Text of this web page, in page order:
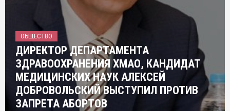
ОБЩЕСТВО
ДИРЕКТОР ДЕПАРТАМЕНТА
ЗДРАВООХРАНЕНИЯ ХМАО, КАНДИДАТ
МЕДИЦИНСКИХ НАУК АЛЕКСЕЙ
ДОБРОВОЛЬСКИЙ ВЫСТУПИЛ ПРОТИВ
ЗАПРЕТА АБОРТОВ